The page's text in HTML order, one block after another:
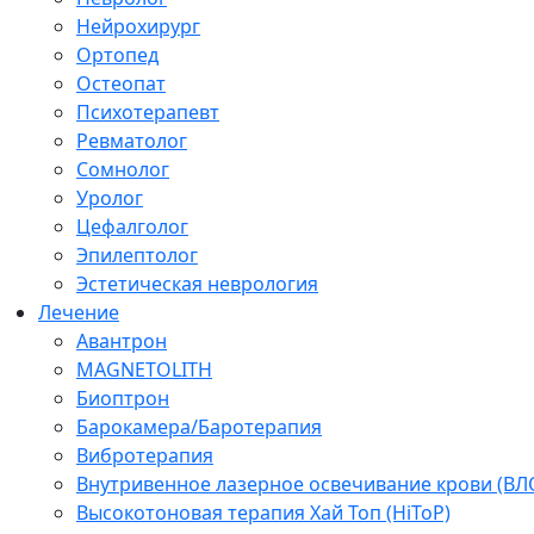
Нейрохирург
Ортопед
Остеопат
Психотерапевт
Ревматолог
Сомнолог
Уролог
Цефалголог
Эпилептолог
Эстетическая неврология
Лечение
Авантрон
MAGNETOLITH
Биоптрон
Барокамера/Баротерапия
Вибротерапия
Внутривенное лазерное освечивание крови
Высокотоновая терапия Хай Топ (HiToP)